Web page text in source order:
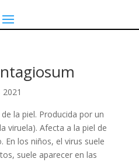
2021
la piel. Producida por un
viruela). Afecta a la piel de
En los niños, el virus suele
suele aparecer en las